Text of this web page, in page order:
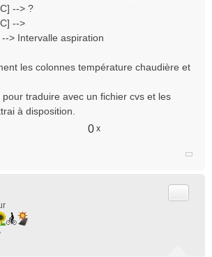
--> ?
-->
> Intervalle aspiration
les colonnes température chaudière et
pour traduire avec un fichier cvs et les
à disposition.
0 x